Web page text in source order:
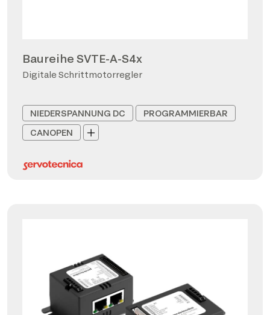
Baureihe SVTE-A-S4x
Digitale Schrittmotorregler
NIEDERSPANNUNG DC
PROGRAMMIERBAR
CANOPEN